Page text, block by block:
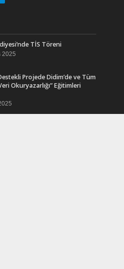
TİS Töreni
2025
Projede Didim’de ve Tüm
Okuryazarlığı” Eğitimleri